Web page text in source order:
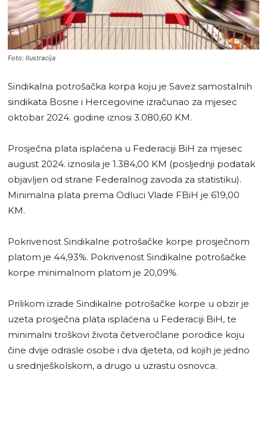
Foto: Ilustracija
Sindikalna potrošačka korpa koju je Savez samostalnih
sindikata Bosne i Hercegovine izračunao za mjesec
oktobar 2024. godine iznosi 3.080,60 KM.
Prosječna plata isplaćena u Federaciji BiH za mjesec
august 2024. iznosila je 1.384,00 KM (posljednji podatak
objavljen od strane Federalnog zavoda za statistiku).
Minimalna plata prema Odluci Vlade FBiH je 619,00
KM.
Pokrivenost Sindikalne potrošačke korpe prosječnom
platom je 44,93%. Pokrivenost Sindikalne potrošačke
korpe minimalnom platom je 20,09%.
Prilikom izrade Sindikalne potrošačke korpe u obzir je
uzeta prosječna plata isplaćena u Federaciji BiH, te
minimalni troškovi života četveročlane porodice koju
čine dvije odrasle osobe i dva djeteta, od kojih je jedno
u srednješkolskom, a drugo u uzrastu osnovca.